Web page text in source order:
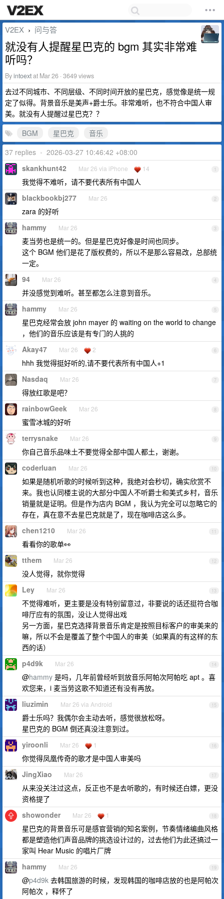
V2EX › 问与答
就没有人提醒星巴克的 bgm 其实非常难
听吗？
Byintoextat Mar 26 · 3649 views
去过不同城市、不同层级、不同时间开放的星巴克，感觉像是统一规
定了似得。背景音乐是美声+爵士乐。非常难听，也不符合中国人审
美。就没有人提醒过星巴克？？
BGM
星巴克
音乐
37 replies • 2026-03-27 10:46:42 +08:00
1
skankhunt42 Mar 26 via iPhone 14
我觉得不难听，请不要代表所有中国人
2
blackbookbj277 Mar 26
zara 的好听
3
hammy Mar 26
麦当劳也是统一的。但是星巴克好像是时间也同步。
这个 BGM 他们是花了版权费的，所以不是那么容易改，总部统
一定。
4
94 Mar 26
并没感觉到难听。甚至都怎么注意到音乐。
5
hammy Mar 26
星巴克经常会放 john mayer 的 waiting on the world to change
，他们的音乐应该是有专门的人挑的
6
Akay47 Mar 26 2
hhh 我觉得挺好听的,请不要代表所有中国人+1
7
Nasdaq Mar 26
得放红歌是吧？
8
rainbowGeek Mar 26
蜜雪冰城的好听
9
terrysnake Mar 26
你自己音乐品味土不要觉得全部中国人都土，谢谢。
10
coderluan Mar 26
如果是随机听歌的时候听到这种，我绝对会秒切，确实欣赏不
来。我也认同楼主说的大部分中国人不听爵士和美式乡村，音乐
销量就是证明。但是作为店内 BGM ，我认为完全可以忽略它的
存在，真在意不去星巴克就是了，现在咖啡店这么多。
11
chen1210 Mar 26
看看你的歌单👀
12
tthem Mar 26
没人觉得，就你觉得
13
Ley Mar 26
不觉得难听，更主要是没有特别留意过，非要说的话还挺符合咖
啡厅应有的氛围，没让人觉得出戏
另一方面，星巴克选择背景音乐肯定是按照目标客户的审美来的
嘛，所以不会是覆盖了整个中国人的审美（如果真的有这样的东
西的话）
14
p4d9k Mar 26
@hammy 是吗，几年前曾经听到放音乐阿帕次阿帕吃 apt 。喜
欢您来，i 麦当劳这歌不知道还有没有再放。
15
liuzimin Mar 26 via Android
爵士乐吗？我偶尔会主动去听，感觉很放松呀。
星巴克的 BGM 倒还真没注意到过。
16
yiroonli Mar 26 1
你觉得凤凰传奇的歌才是中国人审美吗
17
JingXiao Mar 26
从来没关注过这点，反正也不是去听歌的，有时候还白嫖，更没
资格提了
18
showonder Mar 26 1
星巴克的背景音乐可是感官营销的知名案例，节奏情绪编曲风格
都是塑造他们声音品牌的挑选设计过的，过去他们为此还搞过一
家叫 Hear Music 的唱片厂牌
19
hammy Mar 26
@p4d9k 去韩国旅游的时候，发现韩国的咖啡店放的也是阿帕次
阿帕次 ，释怀了